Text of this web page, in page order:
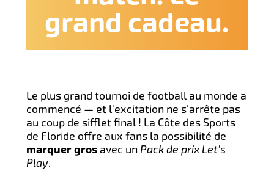
grand cadeau.
Le plus grand tournoi de football au monde a
commencé — et l'excitation ne s'arrête pas
au coup de sifflet final ! La Côte des Sports
de Floride offre aux fans la possibilité de
marquer grosavec un Pack de prix Let's
Play.